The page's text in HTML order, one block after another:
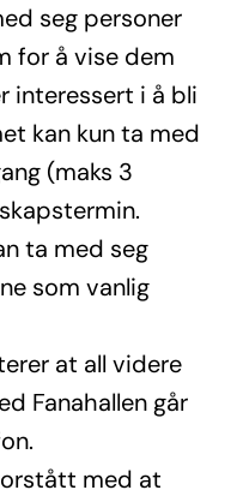
seg personer
for å vise dem
interessert i å bli
kan kun ta med
(maks 3
ta med seg
som vanlig
at all videre
Fanahallen går
med at